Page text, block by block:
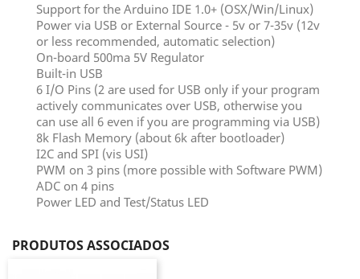
Support for the Arduino IDE 1.0+ (OSX/Win/Linux)
Power via USB or External Source - 5v or 7-35v (12v
or less recommended, automatic selection)
On-board 500ma 5V Regulator
Built-in USB
6 I/O Pins (2 are used for USB only if your program
actively communicates over USB, otherwise you
can use all 6 even if you are programming via USB)
8k Flash Memory (about 6k after bootloader)
I2C and SPI (vis USI)
PWM on 3 pins (more possible with Software PWM)
ADC on 4 pins
Power LED and Test/Status LED
PRODUTOS ASSOCIADOS